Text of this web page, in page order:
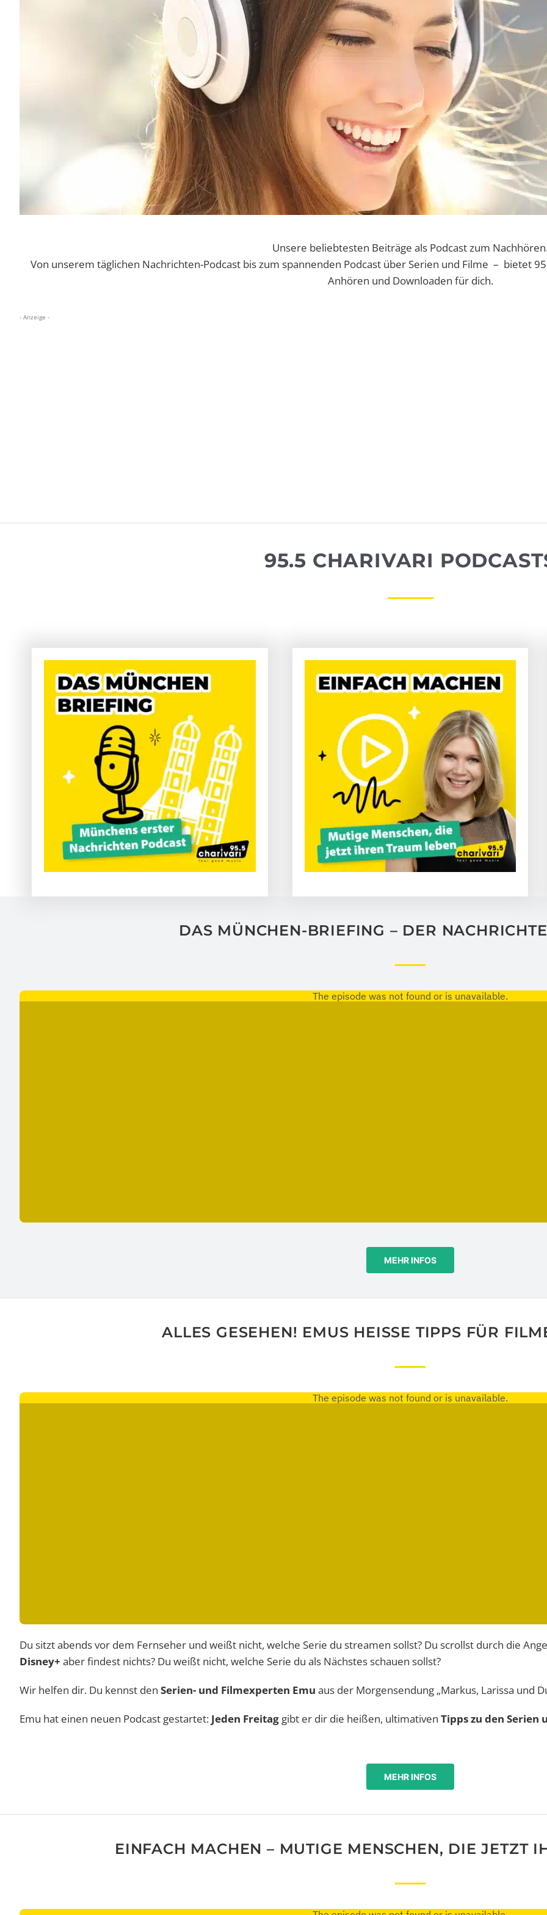
Unsere beliebtesten Beiträge als Podcast zum
Von unserem täglichen Nachrichten-Podcast bis zum spannenden Podcast über Serien und Filme – bietet
Anhören und Downloaden für dich.
- Anzeige -
95.5 CHARIVARI
DAS MÜNCHEN-BRIEFING – DER
MEHR INFOS
ALLES GESEHEN! EMUS HEISSE TIPPS FÜR
Du sitzt abends vor dem Fernseher und weißt nicht, welche Serie du streamen sollst? Du scrollst durch die
Disney+ aber findest nichts? Du weißt nicht, welche Serie du als Nächstes schauen sollst?
Wir helfen dir. Du kennst den Serien- und Filmexperten Emu aus der Morgensendung „Markus, Larissa und
Emu hat einen neuen Podcast gestartet: Jeden Freitag gibt er dir die heißen, ultimativen Tipps zu den Serien
MEHR INFOS
EINFACH MACHEN – MUTIGE MENSCHEN, DIE JETZT